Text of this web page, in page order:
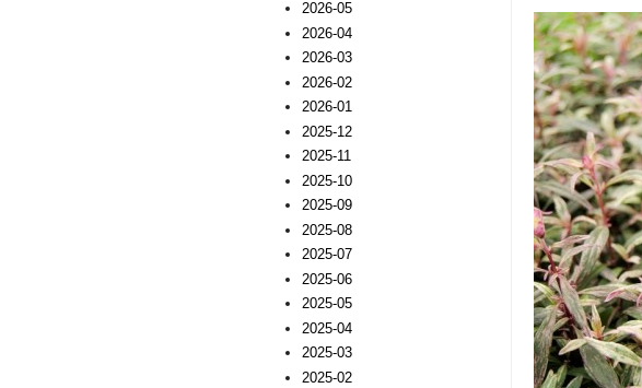
2026-05
2026-04
2026-03
2026-02
2026-01
2025-12
2025-11
2025-10
2025-09
2025-08
2025-07
2025-06
2025-05
2025-04
2025-03
2025-02